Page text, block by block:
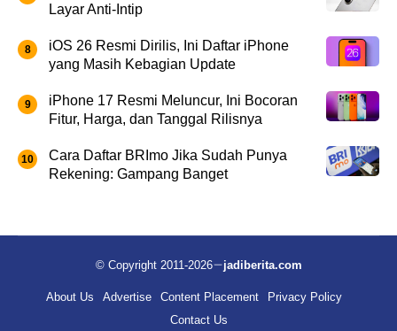
Layar Anti-Intip
iOS 26 Resmi Dirilis, Ini Daftar iPhone
yang Masih Kebagian Update
iPhone 17 Resmi Meluncur, Ini Bocoran
Fitur, Harga, dan Tanggal Rilisnya
Cara Daftar BRImo Jika Sudah Punya
Rekening: Gampang Banget
© Copyright 2011-2026 jadiberita.com
About Us Advertise Content Placement
Privacy Policy
Contact Us